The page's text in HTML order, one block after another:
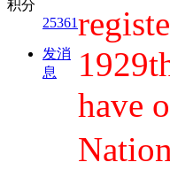
积分
25361
发消
息
have